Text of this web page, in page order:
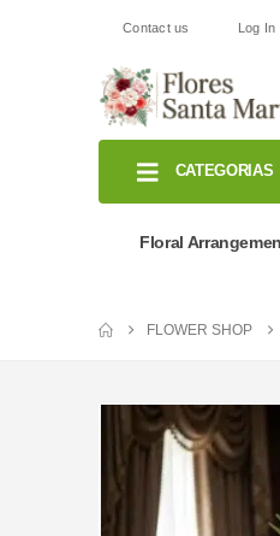
Contact us Log In
CATEGORIAS
Floral
FLOWER SHOP